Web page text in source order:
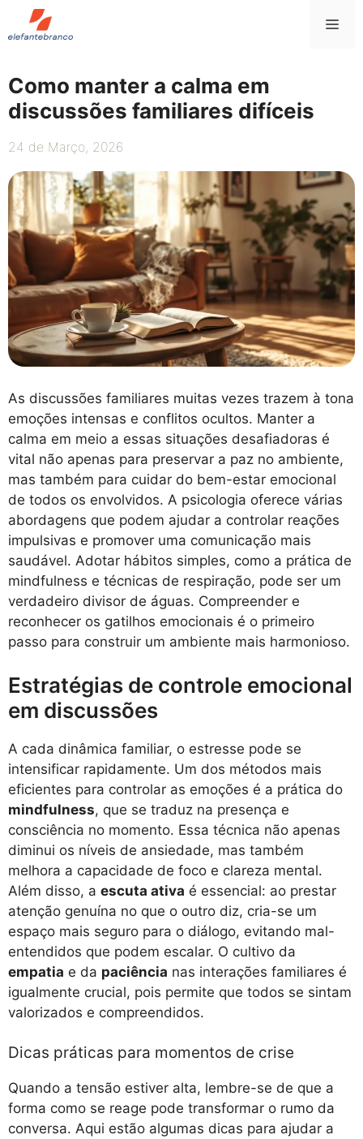
Saltar
para
Como manter a calma em
discussões familiares difíceis
24 de Março, 2026
As discussões familiares muitas vezes trazem à tona
emoções intensas e conflitos ocultos. Manter a
calma em meio a essas situações desafiadoras é
vital não apenas para preservar a paz no ambiente,
mas também para cuidar do bem-estar emocional
de todos os envolvidos. A psicologia oferece várias
abordagens que podem ajudar a controlar reações
impulsivas e promover uma comunicação mais
saudável. Adotar hábitos simples, como a prática de
mindfulness e técnicas de respiração, pode ser um
verdadeiro divisor de águas. Compreender e
reconhecer os gatilhos emocionais é o primeiro
passo para construir um ambiente mais harmonioso.
Estratégias de controle emocional
em discussões
A cada dinâmica familiar, o estresse pode se
intensificar rapidamente. Um dos métodos mais
eficientes para controlar as emoções é a prática do
mindfulness, que se traduz na presença e
consciência no momento. Essa técnica não apenas
diminui os níveis de ansiedade, mas também
melhora a capacidade de foco e clareza mental.
Além disso, a escuta ativa é essencial: ao prestar
atenção genuína no que o outro diz, cria-se um
espaço mais seguro para o diálogo, evitando mal-
entendidos que podem escalar. O cultivo da
empatia e da paciência nas interações familiares é
igualmente crucial, pois permite que todos se sintam
valorizados e compreendidos.
Dicas práticas para momentos de crise
Quando a tensão estiver alta, lembre-se de que a
forma como se reage pode transformar o rumo da
conversa. Aqui estão algumas dicas para ajudar a